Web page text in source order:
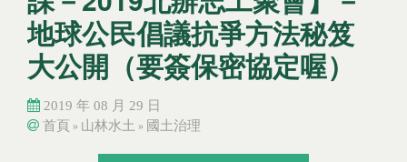
地球公民倡議抗爭方法秘笈
大公開（要簽保密協定喔）
2019 年 08 月 29 日
您在這裡
首頁 » 山林水土 » 國土治理